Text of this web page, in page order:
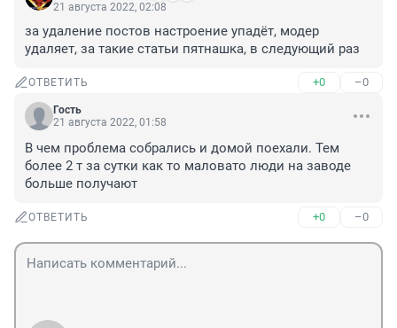
21 августа 2022, 02:08
за удаление постов настроение упадёт, модер
удаляет, за такие статьи пятнашка, в следующий раз
ОТВЕТИТЬ +0 –0
Гость
21 августа 2022, 01:58
В чем проблема собрались и домой поехали. Тем
более 2 т за сутки как то маловато люди на заводе
больше получают
ОТВЕТИТЬ +0 –0